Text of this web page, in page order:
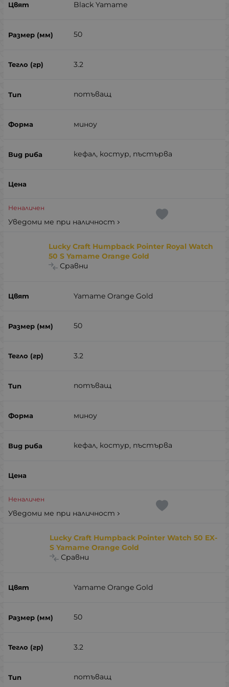
Black Yamame
50
3.2
потъващ
миноу
кефал, костур, пъстърва
Неналичен
Уведоми ме при наличност
Lucky Craft Humpback Pointer Royal Watch
50 S Yamame Orange Gold
Сравни
Yamame Orange Gold
50
3.2
потъващ
миноу
кефал, костур, пъстърва
Неналичен
Уведоми ме при наличност
Lucky Craft Humpback Pointer Watch 50 EX-
S Yamame Orange Gold
Сравни
Yamame Orange Gold
50
3.2
потъващ